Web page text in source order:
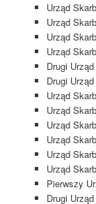
Urząd
Urząd
Urząd
Urząd
Drugi
Drugi
Urząd
Urząd
Urząd
Urząd
Urząd
Urząd
Pierwszy
Drugi